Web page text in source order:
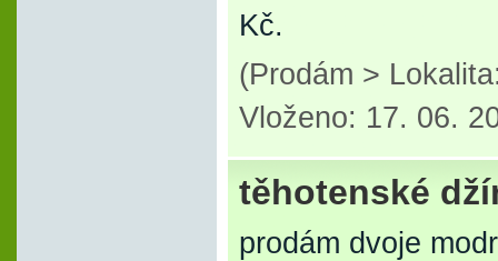
Kč.
(Prodám >
Vloženo: 17. 06.
těhotenské
prodám dvoje